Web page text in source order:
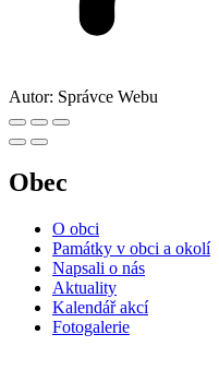
Autor: Správce Webu
Obec
O obci
Památky v obci a okolí
Napsali o nás
Aktuality
Kalendář akcí
Fotogalerie